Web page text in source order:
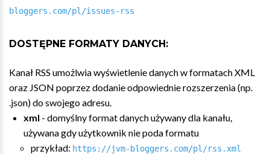
bloggers.com/pl/issues-rss
DOSTĘPNE FORMATY DANYCH:
Kanał RSS umożlwia wyświetlenie danych w formatach XML
oraz JSON poprzez dodanie odpowiednie rozszerzenia (np.
.json) do swojego adresu.
xml - domyślny format danych używany dla kanału,
używana gdy użytkownik nie poda formatu
przykład: https://jvm-bloggers.com/pl/rss.xml